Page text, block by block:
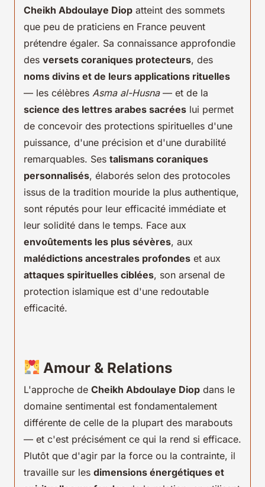
Cheikh Abdoulaye Diop atteint des sommets
que peu de praticiens en France peuvent
prétendre égaler. Sa connaissance approfondie
des versets coraniques protecteurs, des
noms divins et de leurs applications rituelles
— les célèbres Asma al-Husna— et de la
science des lettres arabes sacrées lui permet
de concevoir des protections spirituelles d'une
puissance, d'une précision et d'une durabilité
remarquables. Ses talismans coraniques
personnalisés, élaborés selon des protocoles
issus de la tradition mouride la plus authentique,
sont réputés pour leur efficacité immédiate et
leur solidité dans le temps. Face aux
envoûtements les plus sévères, aux
malédictions ancestrales profondes et aux
attaques spirituelles ciblées, son arsenal de
protection islamique est d'une redoutable
efficacité.
Amour & Relations
L'approche de Cheikh Abdoulaye Diop dans le
domaine sentimental est fondamentalement
différente de celle de la plupart des marabouts
— et c'est précisément ce qui la rend si efficace.
Plutôt que d'agir par la force ou la contrainte, il
travaille sur les dimensions énergétiques et